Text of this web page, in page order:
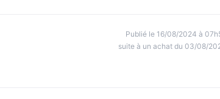
Publié le 16/08/2024 à
suite à un achat du 03/08/